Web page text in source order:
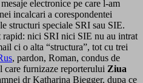
electronice pe care l-am
incalcari a corespondentei
structuri speciale SRI sau SIE.
nici SRI nici SIE nu au intrat
ci o alta “structura”, tot cu trei
, pardon, Roman, condus de
care furnizaze reporterului Ziua
dr Katharina Biegger, dupa ce